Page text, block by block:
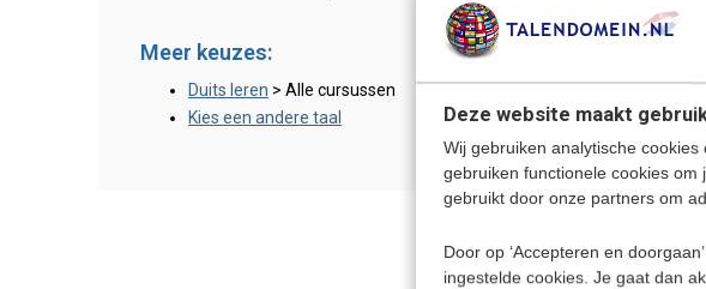
Deze website maakt
Wij gebruiken analytische
gebruiken functionele cookies
gebruikt door onze partners om
Door op ‘Accepteren en
ingestelde cookies. Je gaat dan
Meer keuzes:
Duits leren > Alle cursussen
Kies een andere taal